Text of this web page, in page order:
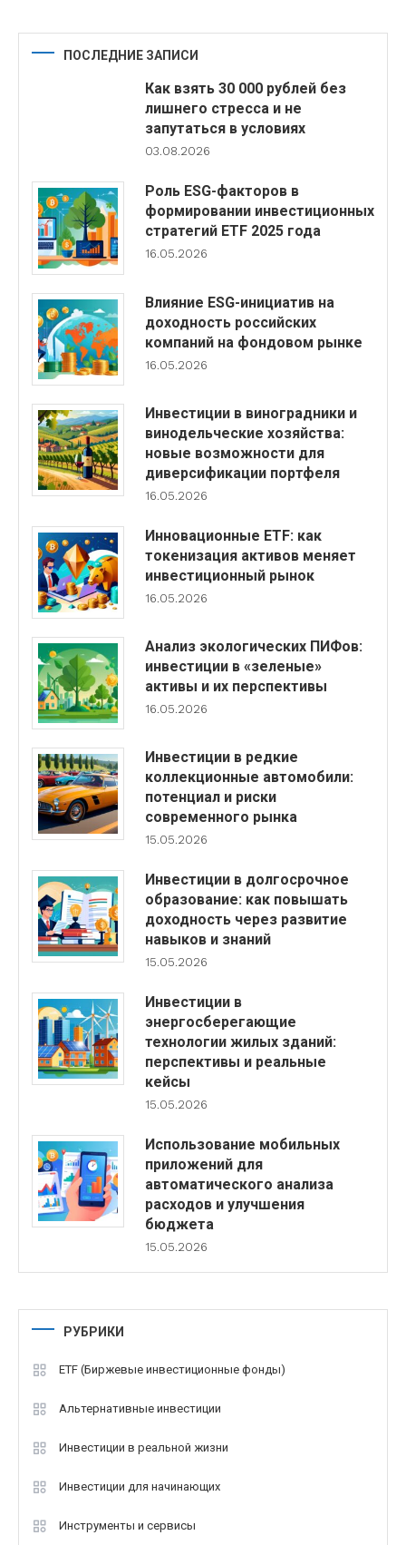
ПОСЛЕДНИЕ ЗАПИСИ
Как взять 30 000 рублей без
лишнего стресса и не
запутаться в условиях
03.08.2026
Роль ESG-факторов в
формировании инвестиционных
стратегий ETF 2025 года
16.05.2026
Влияние ESG-инициатив на
доходность российских
компаний на фондовом рынке
16.05.2026
Инвестиции в виноградники и
винодельческие хозяйства:
новые возможности для
диверсификации портфеля
16.05.2026
Инновационные ETF: как
токенизация активов меняет
инвестиционный рынок
16.05.2026
Анализ экологических ПИФов:
инвестиции в «зеленые»
активы и их перспективы
16.05.2026
Инвестиции в редкие
коллекционные автомобили:
потенциал и риски
современного рынка
15.05.2026
Инвестиции в долгосрочное
образование: как повышать
доходность через развитие
навыков и знаний
15.05.2026
Инвестиции в
энергосберегающие
технологии жилых зданий:
перспективы и реальные
кейсы
15.05.2026
Использование мобильных
приложений для
автоматического анализа
расходов и улучшения
бюджета
15.05.2026
РУБРИКИ
ETF (Биржевые инвестиционные фонды)
Альтернативные инвестиции
Инвестиции в реальной жизни
Инвестиции для начинающих
Инструменты и сервисы